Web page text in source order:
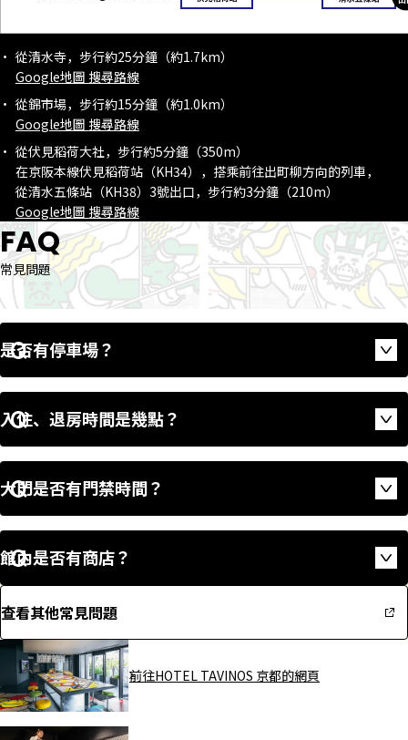
從清水寺，步行約25分鐘（約1.7km）
Google地圖 搜尋路線
從錦市場，步行約15分鐘（約1.0km）
Google地圖 搜尋路線
從伏見稻荷大社，步行約5分鐘（350m）
在京阪本線伏見稻荷站（KH34），搭乘前往出町柳方向的列車，
從清水五條站（KH38）3號出口，步行約3分鐘（210m）
Google地圖 搜尋路線
FAQ
常見問題
是否有停車場？
入住、退房時間是幾點？
大門是否有門禁時間？
館內是否有商店？
查看其他常見問題
前往HOTEL TAVINOS 京都的網頁